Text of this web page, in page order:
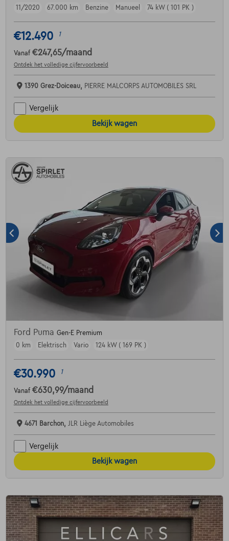
11/2020
67.000 km Benzine Manueel 74 kW ( 101 PK )
€12.490 1
Vanaf €247,65/maand
Ontdek het volledige cijfervoorbeeld
1390 Grez-Doiceau, PIERRE MALCORPS AUTOMOBILES SRL
Vergelijk
Bekijk wagen
Ford Puma Gen-E Premium
0 km
Elektrisch Vario 124 kW ( 169 PK )
€30.990 1
Vanaf €630,99/maand
Ontdek het volledige cijfervoorbeeld
4671 Barchon, JLR Liège Automobiles
Vergelijk
Bekijk wagen